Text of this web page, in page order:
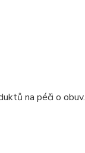
na péči o obuv.